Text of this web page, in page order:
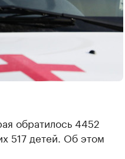
обратилось 4452
517 детей. Об этом